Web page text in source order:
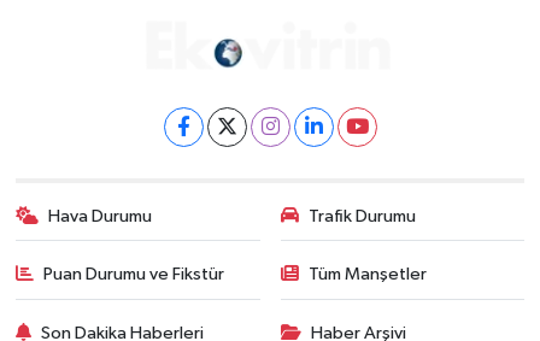
Hava Durumu Trafik Durumu
Puan Durumu ve Fikstür Tüm Manşetler
Son Dakika Haberleri Haber Arşivi